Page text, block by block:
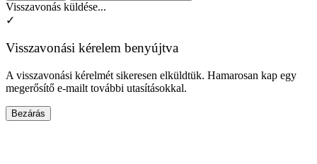
Visszavonás küldése...
✓
Visszavonási kérelem benyújtva
A visszavonási kérelmét sikeresen elküldtük. Hamarosan kap egy
megerősítő e-mailt további utasításokkal.
Bezárás